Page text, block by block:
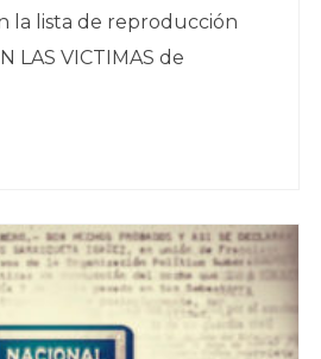
la lista de reproducción
LAS VICTIMAS de